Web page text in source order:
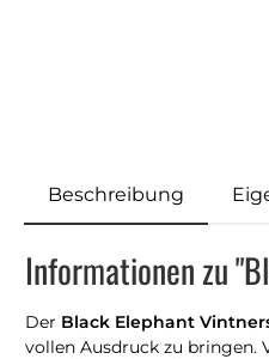
Beschreibung
Informationen zu
Der Black Elephant
vollen Ausdruck zu bringen.